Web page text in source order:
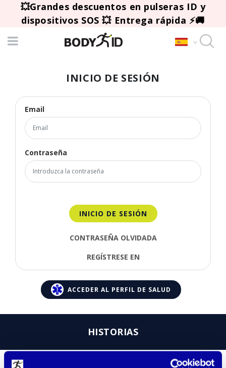
💥Grandes descuentos en pulseras ID y
dispositivos SOS 💥 Entrega rápida ⚡🚚
INICIO DE SESIÓN
Email
Contraseña
REGÍSTRESE EN
CONTRASEÑA OLVIDADA
INICIO DE SESIÓN
ACCEDER AL PERFIL DE SALUD
HISTORIAS